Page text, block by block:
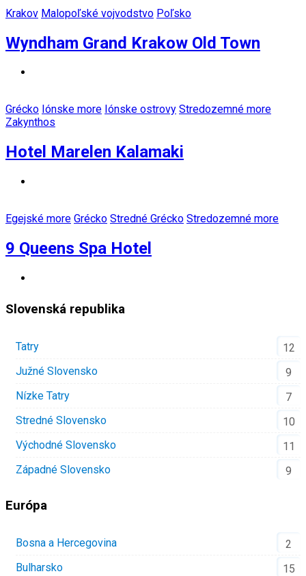
Krakov Malopoľské vojvodstvo Poľsko
Wyndham Grand Krakow Old Town
Grécko Iónske more Iónske ostrovy Stredozemné more
Zakynthos
Hotel Marelen Kalamaki
Egejské more Grécko Stredné Grécko Stredozemné more
9 Queens Spa Hotel
Slovenská republika
Tatry
12
Južné Slovensko
9
Nízke Tatry
7
Stredné Slovensko
10
Východné Slovensko
11
Západné Slovensko
9
Európa
Bosna a Hercegovina
2
Bulharsko
15